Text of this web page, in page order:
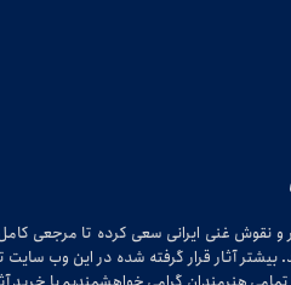
نقوش غنی ایرانی سعی کرده تا مرجعی
بیشتر آثار قرار گرفته شده در این وب